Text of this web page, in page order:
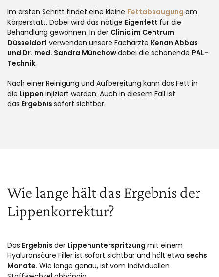
Im ersten Schritt findet eine kleine Fettabsaugung am
Körperstatt. Dabei wird das nötige Eigenfett für die
Behandlung gewonnen. In der Clinic im Centrum
Düsseldorf verwenden unsere Fachärzte Kenan Abbas
und Dr. med. Sandra Münchowdabei die schonende PAL-
Technik.
Nach einer Reinigung und Aufbereitung kann das Fett in
die Lippen injiziert werden. Auch in diesem Fall ist
das Ergebnis sofort sichtbar.
Wie lange hält das Ergebnis der
Lippenkorrektur?
Das Ergebnis der Lippenunterspritzung mit einem
Hyaluronsäure Filler ist sofort sichtbar und hält etwa sechs
Monate. Wie lange genau, ist vom individuellen